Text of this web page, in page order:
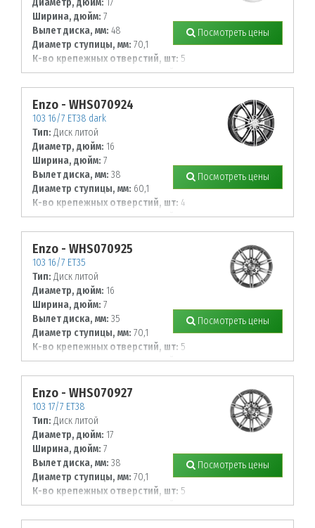
Ширина, дюйм: 7
Вылет диска, мм: 48
Диаметр ступицы, мм: 70,1
К-во крепежных отверстий, шт: 5
Диаметр располож. отверстий, мм:
108
Посмотреть цены
Enzo - WHS070924
103 16/7 ET38 dark
Тип: Диск литой
Диаметр, дюйм: 16
Ширина, дюйм: 7
Вылет диска, мм: 38
Диаметр ступицы, мм: 60,1
К-во крепежных отверстий, шт: 4
Диаметр располож. отверстий, мм:
100
Посмотреть цены
Enzo - WHS070925
103 16/7 ET35
Тип: Диск литой
Диаметр, дюйм: 16
Ширина, дюйм: 7
Вылет диска, мм: 35
Диаметр ступицы, мм: 70,1
К-во крепежных отверстий, шт: 5
Диаметр располож. отверстий, мм:
112
Посмотреть цены
Enzo - WHS070927
103 17/7 ET38
Тип: Диск литой
Диаметр, дюйм: 17
Ширина, дюйм: 7
Вылет диска, мм: 38
Диаметр ступицы, мм: 70,1
К-во крепежных отверстий, шт: 5
Диаметр располож. отверстий, мм:
112
Посмотреть цены